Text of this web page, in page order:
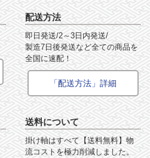
配送方法
即日発送/2～3日内発送/
製造7日後発送など全ての商品を
全国に速配！
「配送方法」詳細
送料について
掛け軸はすべて【送料無料】物
流コストを極力削減しました。